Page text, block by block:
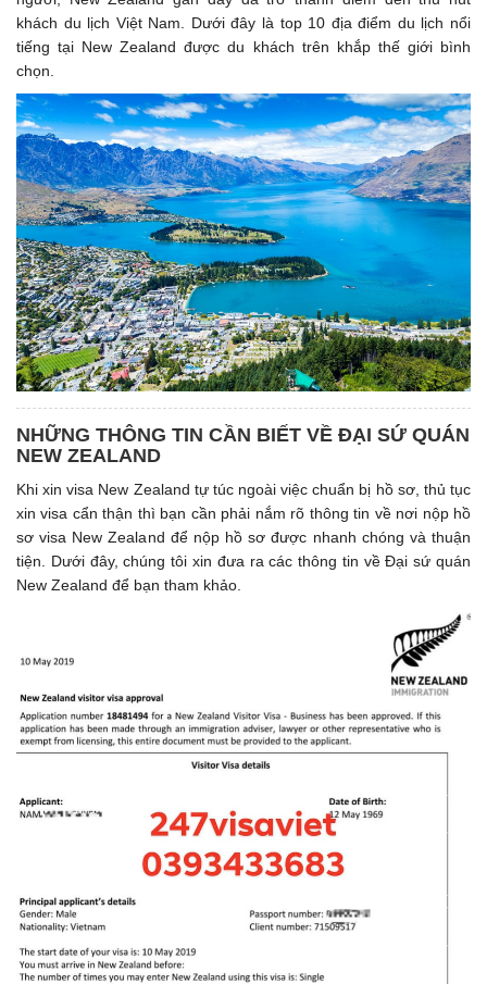
khách du lịch Việt Nam. Dưới đây là top 10 địa điểm du lịch nổi
tiếng tại New Zealand được du khách trên khắp thế giới bình
chọn.
NHỮNG THÔNG TIN CẦN BIẾT VỀ ĐẠI SỨ QUÁN
NEW ZEALAND
Khi xin visa New Zealand tự túc ngoài việc chuẩn bị hồ sơ, thủ tục
xin visa cẩn thận thì bạn cần phải nắm rõ thông tin về nơi nộp hồ
sơ visa New Zealand để nộp hồ sơ được nhanh chóng và thuận
tiện. Dưới đây, chúng tôi xin đưa ra các thông tin về Đại sứ quán
New Zealand để bạn tham khảo.